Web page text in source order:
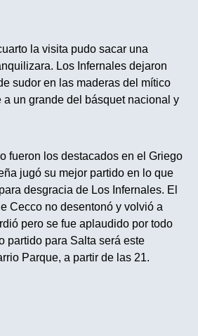
la visita pudo sacar una
Los Infernales dejaron
sudor en las maderas del mítico
a un grande del básquet nacional y
fueron los destacados en el Griego
jugó su mejor partido en lo que
desgracia de Los Infernales. El
Cecco no desentonó y volvió a
pero se fue aplaudido por todo
partido para Salta será este
Parque, a partir de las 21.